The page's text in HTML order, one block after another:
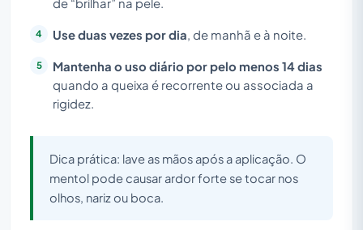
Use duas vezes por dia , de manhã e à noite.
Mantenha o uso diário por pelo menos 14 dias
quando a queixa é recorrente ou associada a
rigidez.
Dica prática: lave as mãos após a aplicação. O
mentol pode causar ardor forte se tocar nos
olhos, nariz ou boca.